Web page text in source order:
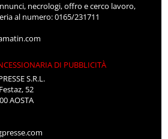
necrologi, offro e cerco lavoro,
al numero: 0165/231711
DI PUBBLICITÀ
S.R.L.
52
AOSTA